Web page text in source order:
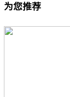
为您推荐